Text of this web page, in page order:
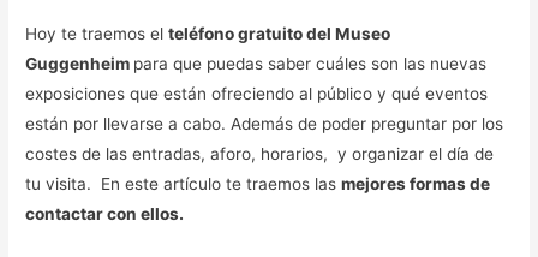
Hoy te traemos elteléfono gratuito del Museo
Guggenheim para que puedas saber cuáles son las nuevas
exposiciones que están ofreciendo al público y qué eventos
están por llevarse a cabo. Además de poder preguntar por los
costes de las entradas, aforo, horarios, y organizar el día de
tu visita. En este artículo te traemos lasmejores formas de
contactar con ellos.